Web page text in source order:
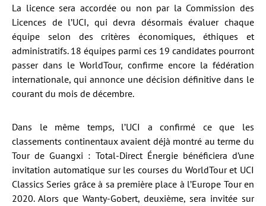
La licence sera accordée ou non par la Commission des
Licences de l’UCI, qui devra désormais évaluer chaque
équipe selon des critères économiques, éthiques et
administratifs. 18 équipes parmi ces 19 candidates pourront
passer dans le WorldTour, confirme encore la fédération
internationale, qui annonce une décision définitive dans le
courant du mois de décembre.
Dans le même temps, l’UCI a confirmé ce que les
classements continentaux avaient déjà montré au terme du
Tour de Guangxi : Total-Direct Énergie bénéficiera d’une
invitation automatique sur les courses du WorldTour et UCI
Classics Series grâce à sa première place à l’Europe Tour en
2020. Alors que Wanty-Gobert, deuxième, sera invitée sur